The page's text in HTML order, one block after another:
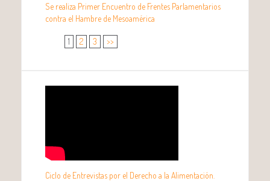
Se realiza Primer Encuentro de Frentes Parlamentarios
contra el Hambre de Mesoamérica
1 2 3 >>
Ciclo de Entrevistas por el Derecho a la Alimentación.